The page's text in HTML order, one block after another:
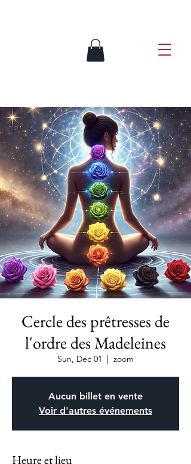
Cercle des prêtresses de
l'ordre des Madeleines
Sun, Dec 01
  |
zoom
Aucun billet en vente
Voir d'autres événements
Heure et lieu